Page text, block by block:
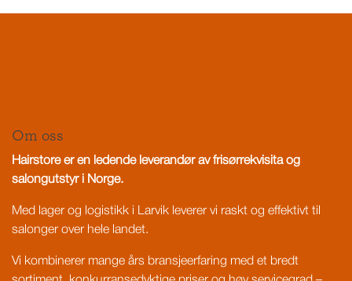
Om oss
Hairstore er en ledende leverandør av frisørrekvisita og
salongutstyr i Norge.
Med lager og logistikk i Larvik leverer vi raskt og effektivt til
salonger over hele landet.
Vi kombinerer mange års bransjeerfaring med et bredt